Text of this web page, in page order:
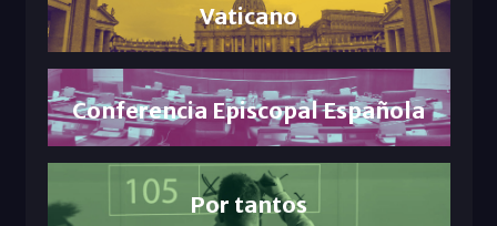
Vaticano
Conferencia Episcopal Española
Por tantos